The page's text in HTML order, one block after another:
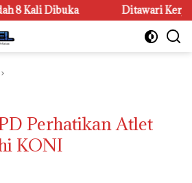
Dibuka Ditawari Kerja di
Perhatikan Atlet
KONI